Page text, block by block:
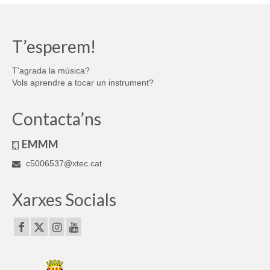
T’esperem!
T'agrada la música?
Vols aprendre a tocar un instrument?
Contacta’ns
EMMM
c5006537@xtec.cat
Xarxes Socials